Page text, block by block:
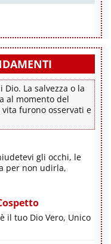
La salvezza o la
al momento del
furono osservati e
gli occhi, le
per non udirla,
il tuo Dio Vero, Unico